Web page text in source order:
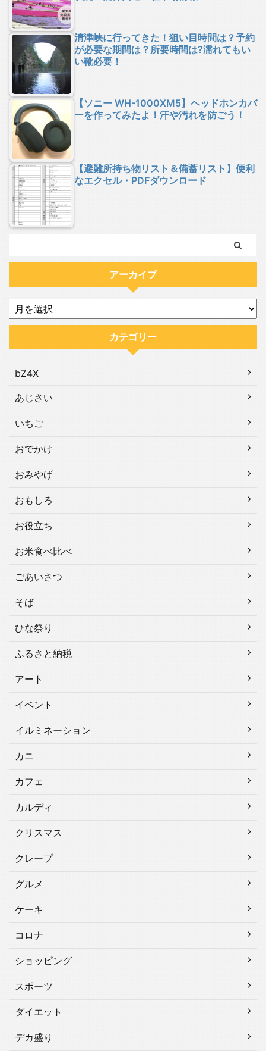
清津峡に行ってきた！狙い目時間は？予約
が必要な期間は？所要時間は?濡れてもい
い靴必要！
【ソニー WH-1000XM5】ヘッドホンカバ
ーを作ってみたよ！汗や汚れを防ごう！
【避難所持ち物リスト＆備蓄リスト】便利
なエクセル・PDFダウンロード
アーカイブ
カテゴリー
bZ4X
あじさい
いちご
おでかけ
おみやげ
おもしろ
お役立ち
お米食べ比べ
ごあいさつ
そば
ひな祭り
ふるさと納税
アート
イベント
イルミネーション
カニ
カフェ
カルディ
クリスマス
クレープ
グルメ
ケーキ
コロナ
ショッピング
スポーツ
ダイエット
デカ盛り